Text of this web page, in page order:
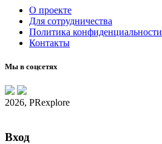
О проекте
Для сотрудничества
Политика конфиденциальности
Контакты
Мы в соцсетях
2026, PRexplore
Вход